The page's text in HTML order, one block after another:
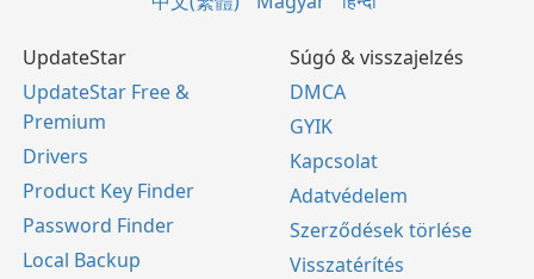
UpdateStar
UpdateStar Free &
Premium
Drivers
Product Key Finder
Password Finder
Local Backup
Súgó & visszajelzés
DMCA
GYIK
Kapcsolat
Adatvédelem
Szerződések törlése
Visszatérítés